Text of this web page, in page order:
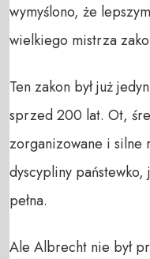
wymyślono, że
wielkiego mistrza
Ten zakon był już
sprzed 200 lat. Ot,
zorganizowane i silne
dyscypliny państewko,
pełna.
Ale Albrecht nie był